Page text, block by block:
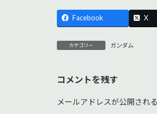
Facebook X
カテゴリー ガンダム
コメントを残す
メールアドレスが公開され